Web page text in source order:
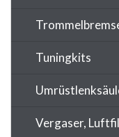
Tuningkits
Vergaser,